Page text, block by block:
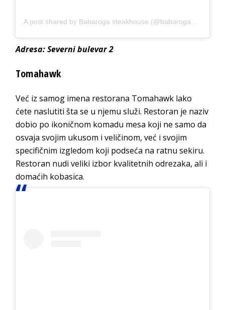
Adresa: Severni bulevar 2
Tomahawk
Već iz samog imena restorana Tomahawk lako
ćete naslutiti šta se u njemu služi. Restoran je naziv
dobio po ikoničnom komadu mesa koji ne samo da
osvaja svojim ukusom i veličinom, već i svojim
specifičnim izgledom koji podseća na ratnu sekiru.
Restoran nudi veliki izbor kvalitetnih odrezaka, ali i
domaćih kobasica.